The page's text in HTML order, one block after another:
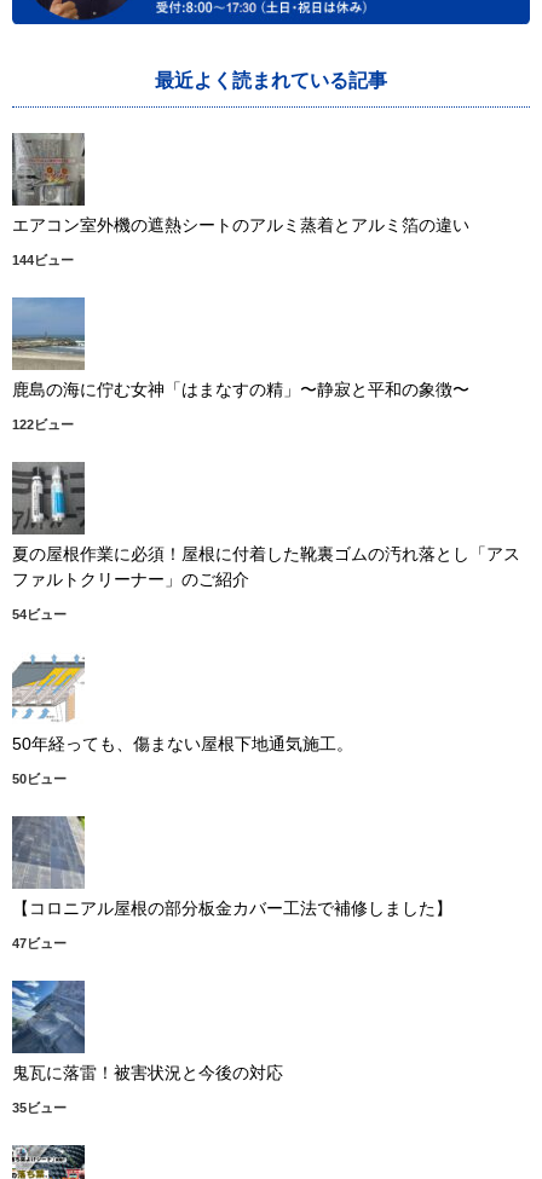
最近よく読まれている記事
エアコン室外機の遮熱シートのアルミ蒸着とアルミ箔の違い
144ビュー
鹿島の海に佇む女神「はまなすの精」〜静寂と平和の象徴〜
122ビュー
夏の屋根作業に必須！屋根に付着した靴裏ゴムの汚れ落とし「アス
ファルトクリーナー」のご紹介
54ビュー
50年経っても、傷まない屋根下地通気施工。
50ビュー
【コロニアル屋根の部分板金カバー工法で補修しました】
47ビュー
鬼瓦に落雷！被害状況と今後の対応
35ビュー